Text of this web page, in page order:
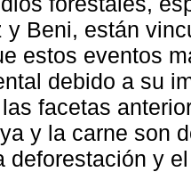
y Beni, están
estos eventos
debido a su
facetas
y la carne son
deforestación y